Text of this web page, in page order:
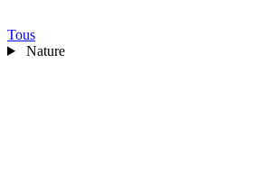
Tous
Nature